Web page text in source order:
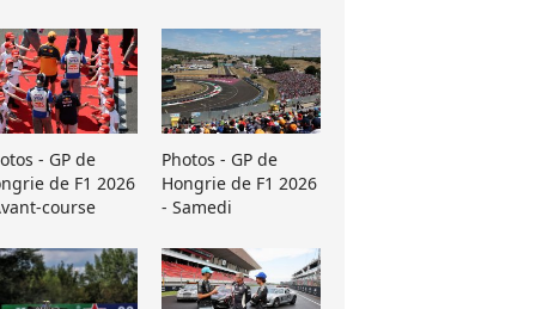
- GP de
de F1 2026
course
Photos - GP de
Hongrie de F1 2026
- Samedi